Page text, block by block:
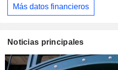
Más datos financieros
Noticias principales